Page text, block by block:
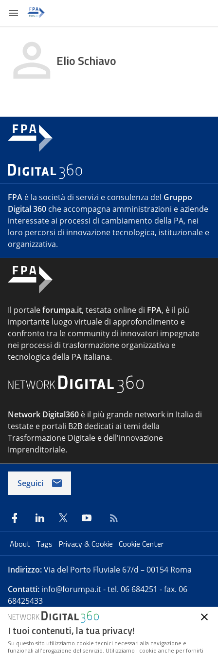
Elio Schiavo
FPA è la società di servizi e consulenza del Gruppo
Digital 360 che accompagna amministrazioni e aziende
interessate ai processi di cambiamento della PA, nei
loro percorsi di innovazione tecnologica, istituzionale e
organizzativa.
Il portaleforumpa.it, testata online di FPA, è il più
importante luogo virtuale di approfondimento e
confronto tra le community di innovatori impegnate
nei processi di trasformazione organizzativa e
tecnologica della PA italiana.
Network Digital360 è il più grande network in Italia di
testate e portali B2B dedicati ai temi della
Trasformazione Digitale e dell'innovazione
Imprenditoriale.
Seguici
About Tags Privacy & Cookie Cookie Center
Indirizzo:Via del Porto Fluviale 67/d – 00154 Roma
Contatti: info@forumpa.it- tel. 06 684251 - fax. 06
68425433
Forumpa.itè una pubblicazione telematica iscritta
presso Registro della stampa del Tribunale di Roma -
Reg. n. 182 del 2 maggio 2008 - Direttore resp. Michela
I tuoi contenuti, la tua privacy!
Su questo sito utilizziamo cookie tecnici necessari alla navigazione e
funzionali all’erogazione del servizio. Utilizziamo i cookie anche per fornirti